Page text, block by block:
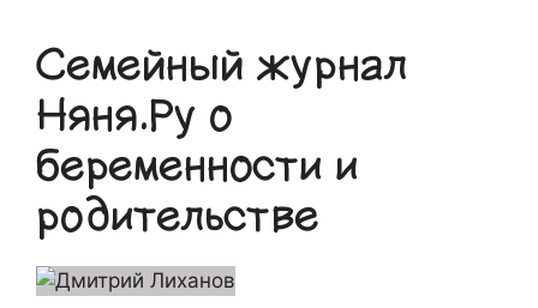
Семейный журнал
Няня.Ру о
беременности и
родительстве